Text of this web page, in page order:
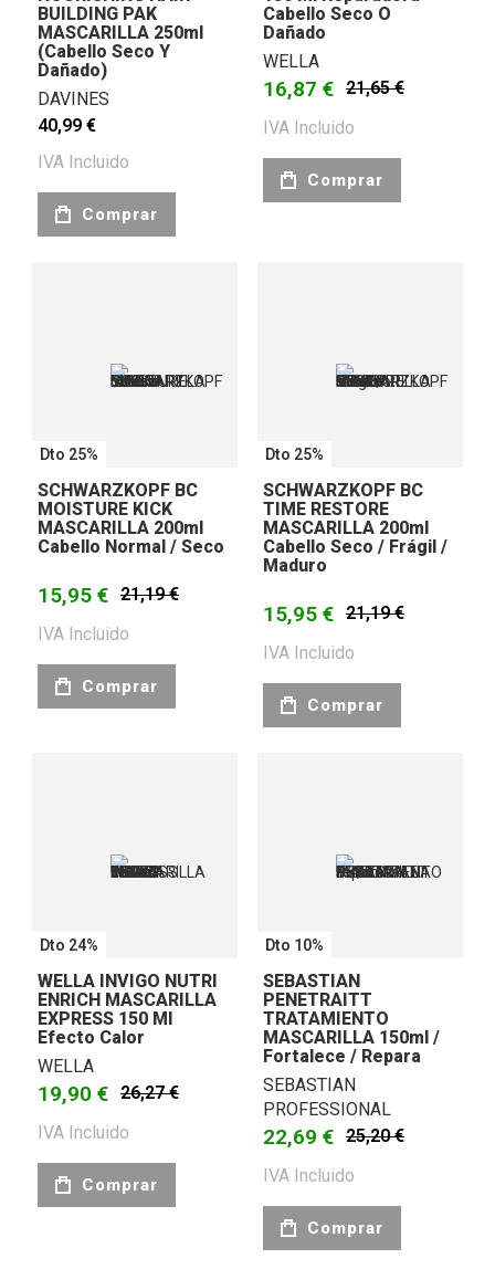
BUILDING PAK
MASCARILLA 250ml
(cabello Seco Y
Dañado)
DAVINES
40,99 €
IVA Incluido
Comprar
Cabello Seco O
Dañado
WELLA
16,87 € 21,65 €
IVA Incluido
Comprar
Dto 25%
SCHWARZKOPF BC
MOISTURE KICK
MASCARILLA 200ml
Cabello Normal / Seco
15,95 € 21,19 €
IVA Incluido
Comprar
Dto 25%
SCHWARZKOPF BC
TIME RESTORE
MASCARILLA 200ml
Cabello Seco / Frágil /
Maduro
15,95 € 21,19 €
IVA Incluido
Comprar
Dto 24%
WELLA INVIGO NUTRI
ENRICH MASCARILLA
EXPRESS 150 Ml
Efecto Calor
WELLA
19,90 € 26,27 €
IVA Incluido
Comprar
Dto 10%
SEBASTIAN
PENETRAITT
TRATAMIENTO
MASCARILLA 150ml /
Fortalece / Repara
SEBASTIAN
PROFESSIONAL
22,69 € 25,20 €
IVA Incluido
Comprar